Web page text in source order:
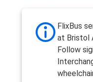
FlixBus
at Bristol
Follow